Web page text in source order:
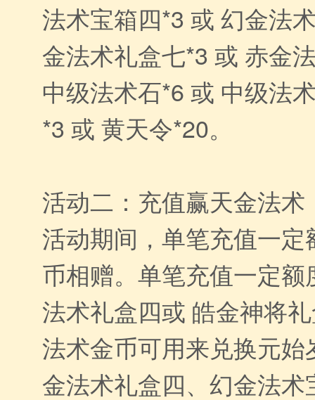
法术宝箱四*3 或 幻金法
金法术礼盒七*3 或 赤金
中级法术石*6 或 中级法
*3 或 黄天令*20。
活动二：充值赢天金法术
活动期间，单笔充值一
币相赠。单笔充值一定
法术礼盒四或 皓金神将
法术金币可用来兑换元
金法术礼盒四、幻金法